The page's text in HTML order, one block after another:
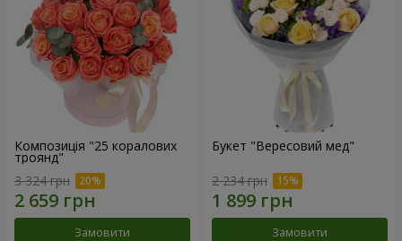
Композиція "25 коралових
троянд"
3 324 грн
Замовити
Букет "Вересовий мед"
2 234 грн
Замовити